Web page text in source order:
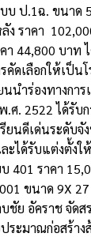
บ ป.1ฉ. ขนาด
ง ราคา
า 44,800 บาท
คัดเลือกให้เป็น
นนำร่องทางกา
. 2522 ได้รับก
ยนดีเด่นระดับจั
ะได้รับแต่งตั้งใ
401 ราคา
ขนาด 9X 27
ชัย อัคราช จัด
ระมาณก่อสร้า